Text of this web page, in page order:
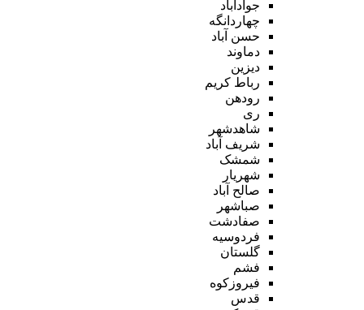
جوادآباد
چهاردانگه
حسن آباد
دماوند
دیزین
رباط کریم
رودهن
ری
شاهدشهر
شریف آباد
شمشک
شهریار
صالح آباد
صباشهر
صفادشت
فردوسیه
گلستان
فشم
فیروزکوه
قدس